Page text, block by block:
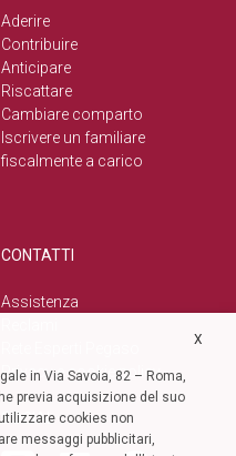
Aderire
Contribuire
Anticipare
Riscattare
Cambiare comparto
Iscrivere un familiare
fiscalmente a carico
CONTATTI
Assistenza
Privacy e cookie policy
SOCIAL
X
in Via Savoia, 82 – Roma,
previa acquisizione del suo
cookies non
messaggi pubblicitari,